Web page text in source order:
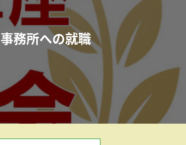
務所への就職